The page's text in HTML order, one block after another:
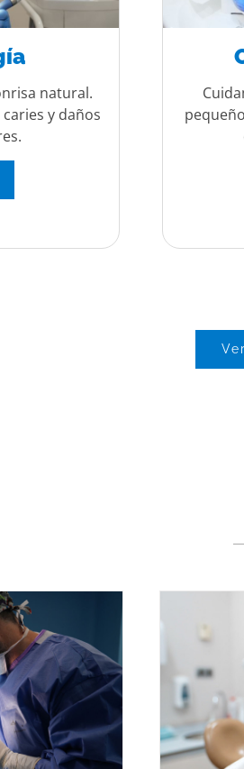
natural.
y daños